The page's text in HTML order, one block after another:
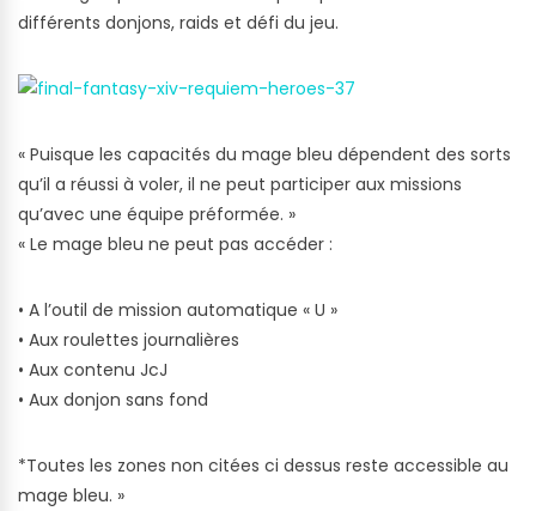
différents donjons, raids et défi du jeu.
« Puisque les capacités du mage bleu dépendent des sorts
qu’il a réussi à voler, il ne peut participer aux missions
qu’avec une équipe préformée. »
« Le mage bleu ne peut pas accéder :
• A l’outil de mission automatique « U »
• Aux roulettes journalières
• Aux contenu JcJ
• Aux donjon sans fond
*Toutes les zones non citées ci dessus reste accessible au
mage bleu. »